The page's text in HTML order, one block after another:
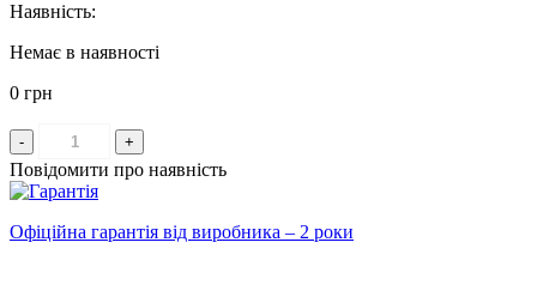
Наявність:
Немає в наявності
0 грн
- +
Повідомити про наявність
Офіційна гарантія від виробника – 2 роки